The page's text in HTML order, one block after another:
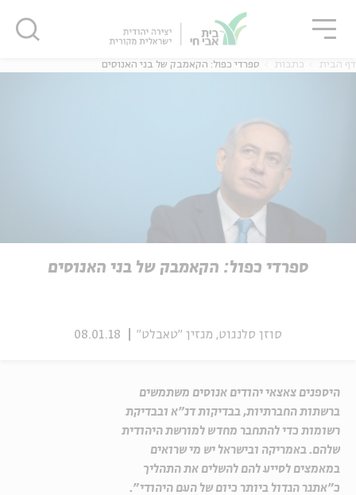
דף הבית כתבות ספרדי כפול: הקאמבק של בני האנוסים
ספרדי כפול: הקאמבק של בני האנוסים
סוזן סלנגוט, מגזין "טאבלט" 08.01.18
היספנים צאצאי יהודים אנוסים משתמשים
ברשתות החברתיות, בבדיקות דנ"א ובבדיקת
רשומות כדי להתחבר מחדש למורשת היהודית
שלהם. באמריקה ובישראל יש מי שרואים
במאמצים לסייע להם להשלים את התהליך
כ"אתגר הגדול ביותר כיום של העם היהודי".
סגור